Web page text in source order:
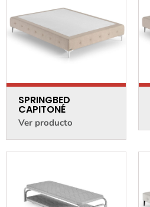
SPRINGBED
CAPITONÉ
Ver producto